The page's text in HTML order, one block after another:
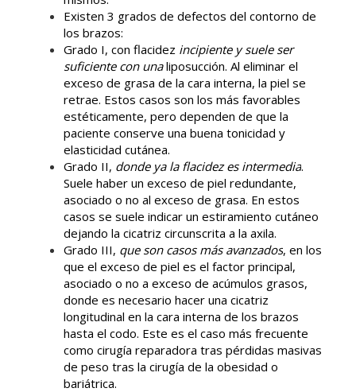
Existen 3 grados de defectos del contorno de
los brazos:
Grado I, con flacidez incipiente y suele ser
suficiente con unaliposucción. Al eliminar el
exceso de grasa de la cara interna, la piel se
retrae. Estos casos son los más favorables
estéticamente, pero dependen de que la
paciente conserve una buena tonicidad y
elasticidad cutánea.
Grado II, donde ya la flacidez es intermedia.
Suele haber un exceso de piel redundante,
asociado o no al exceso de grasa. En estos
casos se suele indicar un estiramiento cutáneo
dejando la cicatriz circunscrita a la axila.
Grado III, que son casos más avanzados, en los
que el exceso de piel es el factor principal,
asociado o no a exceso de acúmulos grasos,
donde es necesario hacer una cicatriz
longitudinal en la cara interna de los brazos
hasta el codo. Este es el caso más frecuente
como cirugía reparadora tras pérdidas masivas
de peso tras la cirugía de la obesidad o
bariátrica.